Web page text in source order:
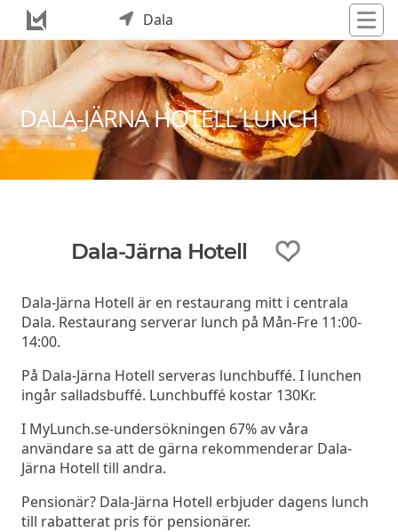
Dala
DALA-JÄRNA HOTELL LUNCH
Dala-Järna Hotell
Dala-Järna Hotell är en restaurang mitt i centrala
Dala. Restaurang serverar lunch på Mån-Fre 11:00-
14:00.
På Dala-Järna Hotell serveras lunchbuffé. I lunchen
ingår salladsbuffé. Lunchbuffé kostar 130Kr.
I MyLunch.se-undersökningen 67% av våra
användare sa att de gärna rekommenderar Dala-
Järna Hotell till andra.
Pensionär? Dala-Järna Hotell erbjuder dagens lunch
till rabatterat pris för pensionärer.